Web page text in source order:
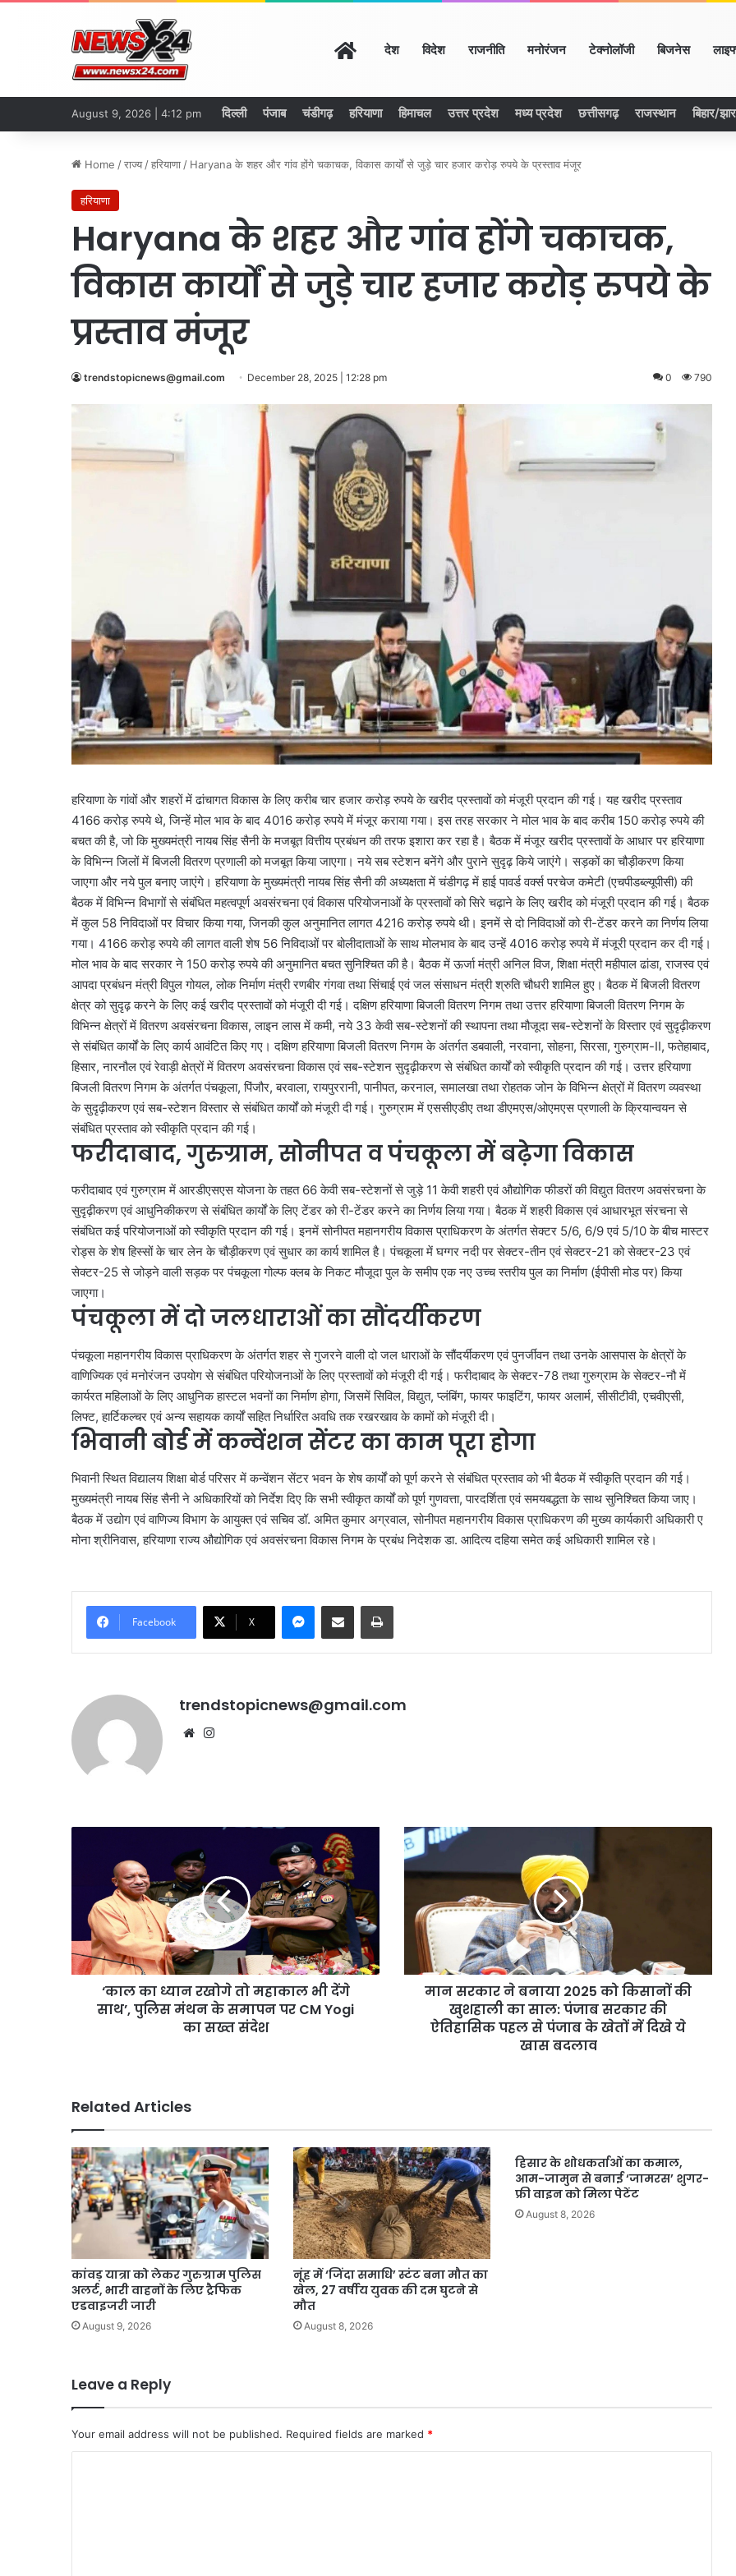
Homeदेश विदेश राजनीति मनोरंजन टेक्नोलॉजी बिजनेस
August 9, 2026 | 4:12 pm दिल्ली पंजाब चंडीगढ़ हरियाणा हिमाचल उत्तर प्रदेश मध्य प्रदेश छत्तीसगढ़ राजस्थान बिहार/
Home /राज्य /हरियाणा / Haryana के शहर और गांव होंगे चकाचक, विकास कार्यों से जुड़े चार हजार करोड़ रुपये के प्रस्ताव मंजूर
हरियाणा
Haryana के शहर और गांव होंगे चकाचक,
विकास कार्यों से जुड़े चार हजार करोड़ रुपये के
प्रस्ताव मंजूर
trendstopicnews@gmail.com December 28, 2025 | 12:28 pm 0 790
हरियाणा के गांवों और शहरों में ढांचागत विकास के लिए करीब चार हजार करोड़ रुपये के खरीद प्रस्तावों को मंजूरी प्रदान की गई। यह खरीद प्रस्ताव
4166 करोड़ रुपये थे, जिन्हें मोल भाव के बाद 4016 करोड़ रुपये में मंजूर कराया गया। इस तरह सरकार ने मोल भाव के बाद करीब 150 करोड़ रुपये की
बचत की है, जो कि मुख्यमंत्री नायब सिंह सैनी के मजबूत वित्तीय प्रबंधन की तरफ इशारा कर रहा है। बैठक में मंजूर खरीद प्रस्तावों के आधार पर हरियाणा
के विभिन्न जिलों में बिजली वितरण प्रणाली को मजबूत किया जाएगा। नये सब स्टेशन बनेंगे और पुराने सुदृढ़ किये जाएंगे। सड़कों का चौड़ीकरण किया
जाएगा और नये पुल बनाए जाएंगे। हरियाणा के मुख्यमंत्री नायब सिंह सैनी की अध्यक्षता में चंडीगढ़ में हाई पावर्ड वर्क्स परचेज कमेटी (एचपीडब्ल्यूपीसी) की
बैठक में विभिन्न विभागों से संबंधित महत्वपूर्ण अवसंरचना एवं विकास परियोजनाओं के प्रस्तावों को सिरे चढ़ाने के लिए खरीद को मंजूरी प्रदान की गई। बैठक
में कुल 58 निविदाओं पर विचार किया गया, जिनकी कुल अनुमानित लागत 4216 करोड़ रुपये थी। इनमें से दो निविदाओं को री-टेंडर करने का निर्णय लिया
गया। 4166 करोड़ रुपये की लागत वाली शेष 56 निविदाओं पर बोलीदाताओं के साथ मोलभाव के बाद उन्हें 4016 करोड़ रुपये में मंजूरी प्रदान कर दी गई।
मोल भाव के बाद सरकार ने 150 करोड़ रुपये की अनुमानित बचत सुनिश्चित की है। बैठक में ऊर्जा मंत्री अनिल विज, शिक्षा मंत्री महीपाल ढांडा, राजस्व एवं
आपदा प्रबंधन मंत्री विपुल गोयल, लोक निर्माण मंत्री रणबीर गंगवा तथा सिंचाई एवं जल संसाधन मंत्री श्रुति चौधरी शामिल हुए। बैठक में बिजली वितरण
क्षेत्र को सुदृढ़ करने के लिए कई खरीद प्रस्तावों को मंजूरी दी गई। दक्षिण हरियाणा बिजली वितरण निगम तथा उत्तर हरियाणा बिजली वितरण निगम के
विभिन्न क्षेत्रों में वितरण अवसंरचना विकास, लाइन लास में कमी, नये 33 केवी सब-स्टेशनों की स्थापना तथा मौजूदा सब-स्टेशनों के विस्तार एवं सुदृढ़ीकरण
से संबंधित कार्यों के लिए कार्य आवंटित किए गए। दक्षिण हरियाणा बिजली वितरण निगम के अंतर्गत डबवाली, नरवाना, सोहना, सिरसा, गुरुग्राम-II, फतेहाबाद,
हिसार, नारनौल एवं रेवाड़ी क्षेत्रों में वितरण अवसंरचना विकास एवं सब-स्टेशन सुदृढ़ीकरण से संबंधित कार्यों को स्वीकृति प्रदान की गई। उत्तर हरियाणा
बिजली वितरण निगम के अंतर्गत पंचकूला, पिंजौर, बरवाला, रायपुररानी, पानीपत, करनाल, समालखा तथा रोहतक जोन के विभिन्न क्षेत्रों में वितरण व्यवस्था
के सुदृढ़ीकरण एवं सब-स्टेशन विस्तार से संबंधित कार्यों को मंजूरी दी गई। गुरुग्राम में एससीएडीए तथा डीएमएस/ओएमएस प्रणाली के क्रियान्वयन से
संबंधित प्रस्ताव को स्वीकृति प्रदान की गई।
फरीदाबाद, गुरुग्राम, सोनीपत व पंचकूला में बढ़ेगा विकास
फरीदाबाद एवं गुरुग्राम में आरडीएसएस योजना के तहत 66 केवी सब-स्टेशनों से जुड़े 11 केवी शहरी एवं औद्योगिक फीडरों की विद्युत वितरण अवसंरचना के
सुदृढ़ीकरण एवं आधुनिकीकरण से संबंधित कार्यों के लिए टेंडर को री-टेंडर करने का निर्णय लिया गया। बैठक में शहरी विकास एवं आधारभूत संरचना से
संबंधित कई परियोजनाओं को स्वीकृति प्रदान की गई। इनमें सोनीपत महानगरीय विकास प्राधिकरण के अंतर्गत सेक्टर 5/6, 6/9 एवं 5/10 के बीच मास्टर
रोड्स के शेष हिस्सों के चार लेन के चौड़ीकरण एवं सुधार का कार्य शामिल है। पंचकूला में घग्गर नदी पर सेक्टर-तीन एवं सेक्टर-21 को सेक्टर-23 एवं
सेक्टर-25 से जोड़ने वाली सड़क पर पंचकूला गोल्फ क्लब के निकट मौजूदा पुल के समीप एक नए उच्च स्तरीय पुल का निर्माण (ईपीसी मोड पर) किया
जाएगा।
पंचकूला में दो जलधाराओं का सौंदर्यीकरण
पंचकूला महानगरीय विकास प्राधिकरण के अंतर्गत शहर से गुजरने वाली दो जल धाराओं के सौंदर्यीकरण एवं पुनर्जीवन तथा उनके आसपास के क्षेत्रों के
वाणिज्यिक एवं मनोरंजन उपयोग से संबंधित परियोजनाओं के लिए प्रस्तावों को मंजूरी दी गई। फरीदाबाद के सेक्टर-78 तथा गुरुग्राम के सेक्टर-नौ में
कार्यरत महिलाओं के लिए आधुनिक हास्टल भवनों का निर्माण होगा, जिसमें सिविल, विद्युत, प्लंबिंग, फायर फाइटिंग, फायर अलार्म, सीसीटीवी, एचवीएसी,
लिफ्ट, हार्टिकल्चर एवं अन्य सहायक कार्यों सहित निर्धारित अवधि तक रखरखाव के कामों को मंजूरी दी।
भिवानी बोर्ड में कन्वेंशन सेंटर का काम पूरा होगा
भिवानी स्थित विद्यालय शिक्षा बोर्ड परिसर में कन्वेंशन सेंटर भवन के शेष कार्यों को पूर्ण करने से संबंधित प्रस्ताव को भी बैठक में स्वीकृति प्रदान की गई।
मुख्यमंत्री नायब सिंह सैनी ने अधिकारियों को निर्देश दिए कि सभी स्वीकृत कार्यों को पूर्ण गुणवत्ता, पारदर्शिता एवं समयबद्धता के साथ सुनिश्चित किया जाए।
बैठक में उद्योग एवं वाणिज्य विभाग के आयुक्त एवं सचिव डॉ. अमित कुमार अग्रवाल, सोनीपत महानगरीय विकास प्राधिकरण की मुख्य कार्यकारी अधिकारी ए
मोना श्रीनिवास, हरियाणा राज्य औद्योगिक एवं अवसंरचना विकास निगम के प्रबंध निदेशक डा. आदित्य दहिया समेत कई अधिकारी शामिल रहे।
Facebook X
Messenger
Share via Email Print
trendstopicnews@gmail.com
Website
महाकाल
भी
देंगे
साथ’,
का
सख्त
संदेश
‘काल का ध्यान रखोगे तो महाकाल भी देंगे
साथ’, पुलिस मंथन के समापन पर CM Yogi
का सख्त संदेश
मान
सरकार
ने
2025
किसानों
खुशहाली
पंजाब
के
खेतों
में
दिखे
ये
खास
बदलाव
मान सरकार ने बनाया 2025 को किसानों की
खुशहाली का साल: पंजाब सरकार की
ऐतिहासिक पहल से पंजाब के खेतों में दिखे ये
खास बदलाव
Related Articles
कांवड़ यात्रा को लेकर गुरुग्राम पुलिस
अलर्ट, भारी वाहनों के लिए ट्रैफिक
एडवाइजरी जारी
August 9, 2026
नूंह में ‘जिंदा समाधि’ स्टंट बना मौत का
खेल, 27 वर्षीय युवक की दम घुटने से
मौत
August 8, 2026
हिसार के शोधकर्ताओं का कमाल,
आम-जामुन से बनाई ‘जामरस’ शुगर-
फ्री वाइन को मिला पेटेंट
August 8, 2026
Leave a Reply
Your email address will not be published. Required fields are marked *
भारत
नया
हाईस्पीड
रूट
तैयार,
नोएडा-
गाजियाबाद
गुरुग्राम
और
तक
दौड़ेगी
रैपिड
रेल
August 8, 2026
नमो भारत का नया हाईस्पीड रूट तैयार,
नोएडा-गाजियाबाद से गुरुग्राम और जेवर
दिल्ली
टूरिज्म
को
बढ़ावा,
चार
सर्किट
में
इलेक्ट्रिक
बसें
August 9, 2026
दिल्ली में स्पिरिचुअल टूरिज्म को बढ़ावा,